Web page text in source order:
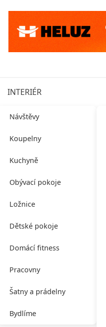
INTERIÉR
Návštěvy
Koupelny
Kuchyně
Obývací pokoje
Ložnice
Dětské pokoje
Domácí fitness
Pracovny
Šatny a prádelny
Bydlíme